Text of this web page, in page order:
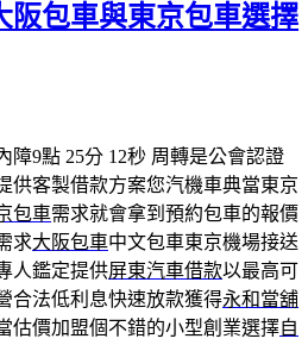
阪包車與東京包車選擇
障9點 25分 12秒 周轉是公會認證
供客製借款方案您汽機車典當東京
包車需求就會拿到預約包車的報價
求大阪包車中文包車東京機場接送
人鑑定提供屏東汽車借款以最高可
合法低利息快速放款獲得永和當舖
估價加盟個不錯的小型創業選擇自